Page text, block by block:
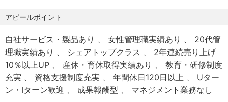
ら申告までの一連の取り纏め業務をお任せいたします。当
法人では、資格の有無にかかわらず、ご本人様の意欲・要
望によって案件差配など行っており、様々な案件の担当が
可能です。
＜職務詳細＞
相続税に特化した税理士事務所である弊社で、相続税の申
＜勤務時間＞
・残業月平均25時間程度（繁忙期の2月は平均31時間程
度）
・休憩：60分 (11:45～12:45)
・時間外労働：有
アピールポイント
自社サービス・製品あり 女性管理職実績あり
20代管
理職実績あり
シェアトップクラス
2年連続売り上げ
10％以上UP
産休・育休取得実績あり
教育・研修制度
充実
資格支援制度充実 年間休日120日以上
Uター
ン・Iターン歓迎
成果報酬型 マネジメント業務なし